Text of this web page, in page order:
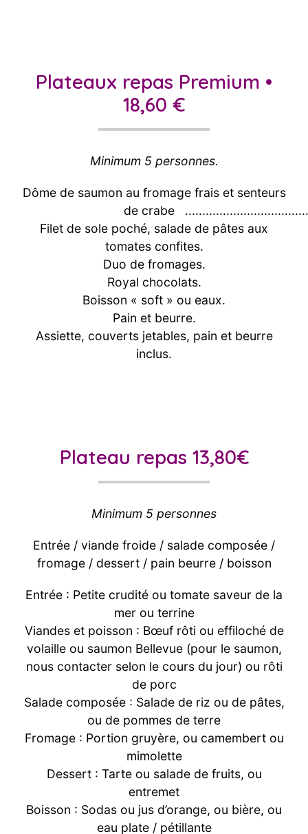
Plateaux repas Premium •
18,60 €
Minimum 5 personnes.
Dôme de saumon au fromage frais et senteurs
de crabe
Filet de sole poché, salade de pâtes aux
tomates confites.
Duo de fromages.
Royal chocolats.
Boisson « soft » ou eaux.
Pain et beurre.
Assiette, couverts jetables, pain et beurre
inclus.
Plateau repas 13,80€
Minimum 5 personnes
Entrée / viande froide / salade composée /
fromage / dessert / pain beurre / boisson
Entrée : Petite crudité ou tomate saveur de la
mer ou terrine
Viandes et poisson : Bœuf rôti ou effiloché de
volaille ou saumon Bellevue (pour le saumon,
nous contacter selon le cours du jour) ou rôti
de porc
Salade composée : Salade de riz ou de pâtes,
ou de pommes de terre
Fromage : Portion gruyère, ou camembert ou
mimolette
Dessert : Tarte ou salade de fruits, ou
entremet
Boisson : Sodas ou jus d’orange, ou bière, ou
eau plate / pétillante